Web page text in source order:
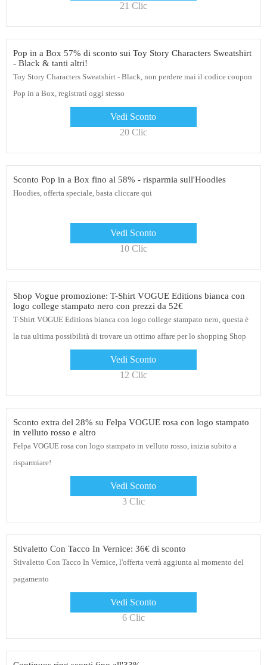
21 Clic
Pop in a Box 57% di sconto sui Toy Story Characters Sweatshirt
- Black & tanti altri!
Toy Story Characters Sweatshirt - Black, non perdere mai il codice coupon
Pop in a Box, registrati oggi stesso
Vedi Sconto
20 Clic
Sconto Pop in a Box fino al 58% - risparmia sull'Hoodies
Hoodies, offerta speciale, basta cliccare qui
Vedi Sconto
10 Clic
Shop Vogue promozione: T-Shirt VOGUE Editions bianca con
logo college stampato nero con prezzi da 52€
T-Shirt VOGUE Editions bianca con logo college stampato nero, questa è
la tua ultima possibilità di trovare un ottimo affare per lo shopping Shop
Vedi Sconto
12 Clic
Sconto extra del 28% su Felpa VOGUE rosa con logo stampato
in velluto rosso e altro
Felpa VOGUE rosa con logo stampato in velluto rosso, inizia subito a
risparmiare!
Vedi Sconto
3 Clic
Stivaletto Con Tacco In Vernice: 36€ di sconto
Stivaletto Con Tacco In Vernice, l'offerta verrà aggiunta al momento del
pagamento
Vedi Sconto
6 Clic